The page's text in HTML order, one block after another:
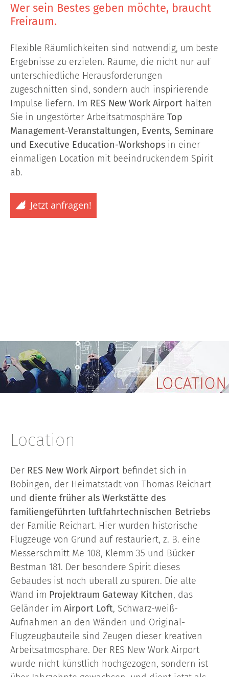
Wer sein Bestes geben möchte, braucht
Freiraum.
Flexible Räumlichkeiten sind notwendig, um beste
Ergebnisse zu erzielen. Räume, die nicht nur auf
unterschiedliche Herausforderungen
zugeschnitten sind, sondern auch inspirierende
Impulse liefern. Im RES New Work Airport halten
Sie in ungestörter Arbeitsatmosphäre Top
Management-Veranstaltungen, Events, Seminare
und Executive Education-Workshops in einer
einmaligen Location mit beeindruckendem Spirit
ab.
Jetzt anfragen!
Location
Der RES New Work Airport befindet sich in
Bobingen, der Heimatstadt von Thomas Reichart
und diente früher als Werkstätte des
familiengeführten luftfahrtechnischen Betriebs
der Familie Reichart. Hier wurden historische
Flugzeuge von Grund auf restauriert, z. B. eine
Messerschmitt Me 108, Klemm 35 und Bücker
Bestman 181. Der besondere Spirit dieses
Gebäudes ist noch überall zu spüren. Die alte
Wand im Projektraum Gateway Kitchen, das
Geländer im Airport Loft, Schwarz-weiß-
Aufnahmen an den Wänden und Original-
Flugzeugbauteile sind Zeugen dieser kreativen
Arbeitsatmosphäre. Der RES New Work Airport
wurde nicht künstlich hochgezogen, sondern ist